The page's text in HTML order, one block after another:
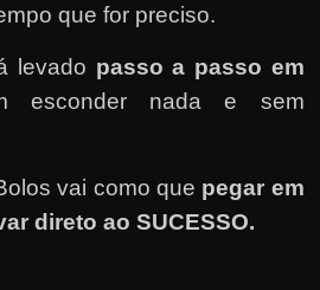
que for preciso.
levado passo a passo em
esconder nada e sem
vai como que pegar em
direto ao SUCESSO.